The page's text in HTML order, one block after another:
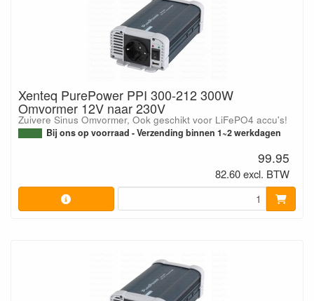
Xenteq PurePower PPI 300-212 300W
Omvormer 12V naar 230V
Zuivere Sinus Omvormer, Ook geschikt voor LiFePO4 accu's!
Bij ons op voorraad - Verzending binnen 1~2 werkdagen
99.95
82.60 excl. BTW